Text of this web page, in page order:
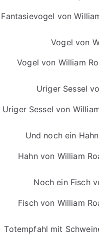
Fantasievogel von
Vogel von William
Uriger Sessel von
Hahn von William
Fisch von William